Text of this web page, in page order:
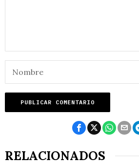
RELACIONADOS